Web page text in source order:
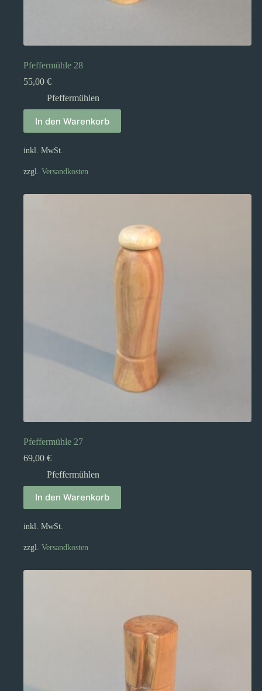
Pfeffermühle 28
55,00 €
Pfeffermühlen
In den Warenkorb
inkl. MwSt.
zzgl. Versandkosten
Pfeffermühle 27
69,00 €
Pfeffermühlen
In den Warenkorb
inkl. MwSt.
zzgl. Versandkosten